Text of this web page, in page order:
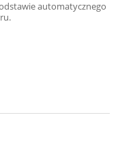
automatycznego